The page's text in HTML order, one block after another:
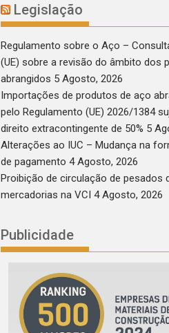
Legislação
Regulamento sobre o Aço –
(UE) sobre a revisão do âmbito dos
abrangidos 5 Agosto, 2026
Importações de produtos de aço
pelo Regulamento (UE) 2026/1384
direito extracontingente de 50% 5
Alterações ao IUC – Mudança na
de pagamento 4 Agosto, 2026
Proibição de circulação de pesados
mercadorias na VCI 4 Agosto, 2026
Publicidade